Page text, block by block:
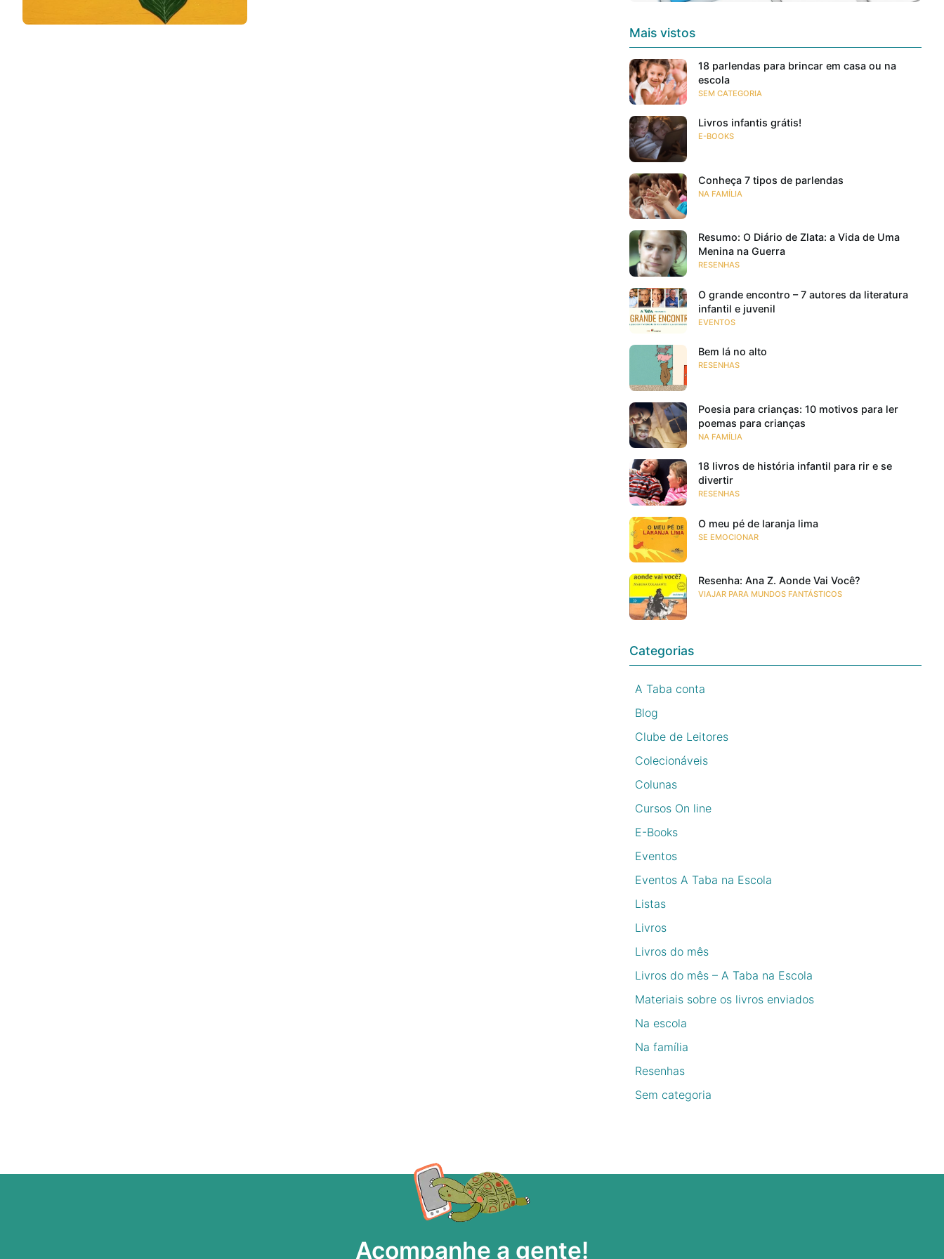
Mais vistos
18 parlendas para brincar em casa ou na
escola
SEM CATEGORIA
Livros infantis grátis!
E-BOOKS
Conheça 7 tipos de parlendas
NA FAMÍLIA
Resumo: O Diário de Zlata: a Vida de Uma
Menina na Guerra
RESENHAS
O grande encontro – 7 autores da literatura
infantil e juvenil
EVENTOS
Bem lá no alto
RESENHAS
Poesia para crianças: 10 motivos para ler
poemas para crianças
NA FAMÍLIA
18 livros de história infantil para rir e se
divertir
RESENHAS
O meu pé de laranja lima
SE EMOCIONAR
Resenha: Ana Z. Aonde Vai Você?
VIAJAR PARA MUNDOS FANTÁSTICOS
Categorias
A Taba conta
Blog
Clube de Leitores
Colecionáveis
Colunas
Cursos On line
E-Books
Eventos
Eventos A Taba na Escola
Listas
Livros
Livros do mês
Livros do mês – A Taba na Escola
Materiais sobre os livros enviados
Na escola
Na família
Resenhas
Sem categoria
Acompanhe a gente!